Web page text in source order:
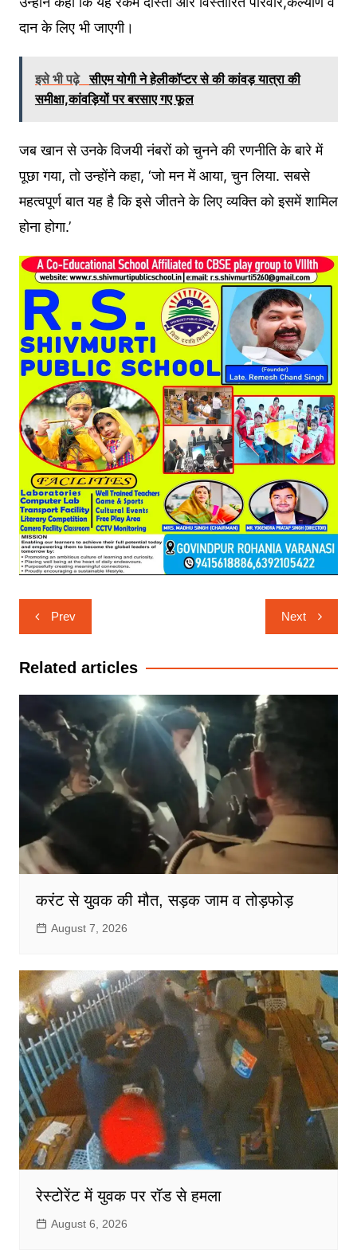
दान के लिए भी जाएगी।
इसे भी पढ़े सीएम योगी ने हेलीकॉप्टर से की कांवड़ यात्रा की
समीक्षा,कांवड़ियों पर बरसाए गए फूल
जब खान से उनके विजयी नंबरों को चुनने की रणनीति के बारे में
पूछा गया, तो उन्होंने कहा, ‘जो मन में आया, चुन लिया. सबसे
महत्वपूर्ण बात यह है कि इसे जीतने के लिए व्यक्ति को इसमें शामिल
होना होगा.’
Post
navigation
Prev Next
Related articles
करंट से युवक की मौत, सड़क जाम व तोड़फोड़
August 7, 2026
रेस्टोरेंट में युवक पर रॉड से हमला
August 6, 2026